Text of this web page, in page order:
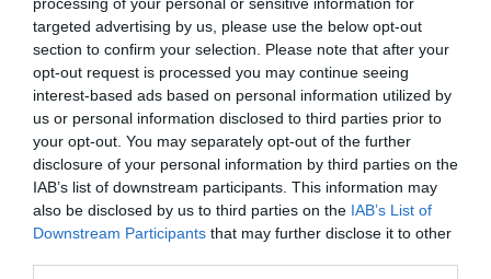
targeted advertising by us, please use the below opt-out
section to confirm your selection. Please note that after your
opt-out request is processed you may continue seeing
interest-based ads based on personal information utilized by
us or personal information disclosed to third parties prior to
your opt-out. You may separately opt-out of the further
disclosure of your personal information by third parties on the
IAB’s list of downstream participants. This information may
also be disclosed by us to third parties on the IAB’s List of
Downstream Participants that may further disclose it to other